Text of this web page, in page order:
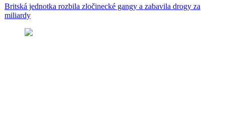
Britská jednotka rozbila zločinecké gangy a zabavila drogy za
miliardy